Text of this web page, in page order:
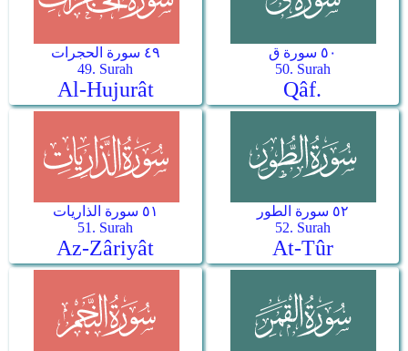
٤٩ سورة الحجرات
49. Surah
Al-Hujurât
٥٠ سورة ق
50. Surah
Qâf.
٥١ سورة الذاريات
51. Surah
Az-Zâriyât
٥٢ سورة الطور
52. Surah
At-Tûr